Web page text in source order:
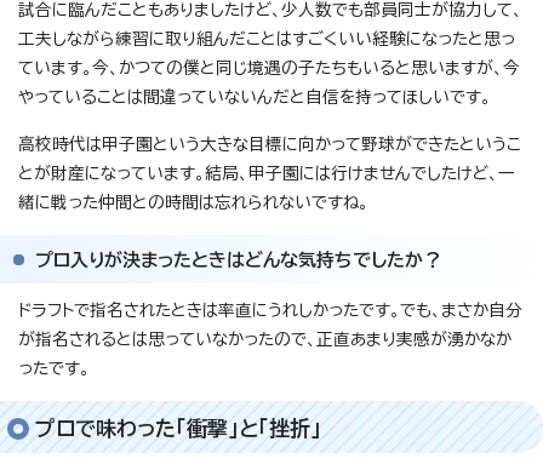
試合に臨んだこともありましたけど、少人数でも部員同士が協力して、
工夫しながら練習に取り組んだことはすごくいい経験になったと思っ
ています。今、かつての僕と同じ境遇の子たちもいると思いますが、今
やっていることは間違っていないんだと自信を持ってほしいです。
高校時代は甲子園という大きな目標に向かって野球ができたというこ
とが財産になっています。結局、甲子園には行けませんでしたけど、一
緒に戦った仲間との時間は忘れられないですね。
プロ入りが決まったときはどんな気持ちでしたか？
ドラフトで指名されたときは率直にうれしかったです。でも、まさか自分
が指名されるとは思っていなかったので、正直あまり実感が湧かなか
ったです。
プロで味わった「衝撃」と「挫折」